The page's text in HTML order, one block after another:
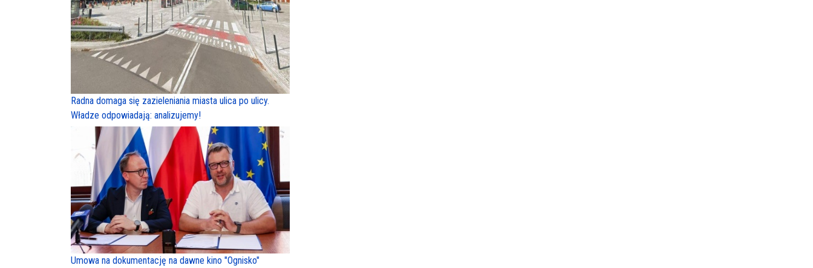
Radna domaga się zazieleniania miasta ulica po ulicy.
Władze odpowiadają: analizujemy!
Umowa na dokumentację na dawne kino "Ognisko"